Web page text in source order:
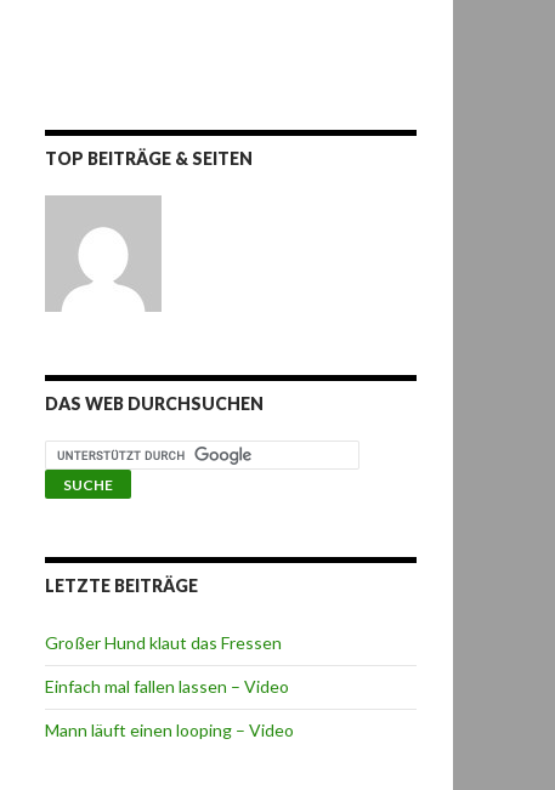
TOP BEITRÄGE & SEITEN
DAS WEB DURCHSUCHEN
LETZTE BEITRÄGE
Großer Hund klaut das Fressen
Einfach mal fallen lassen – Video
Mann läuft einen looping – Video